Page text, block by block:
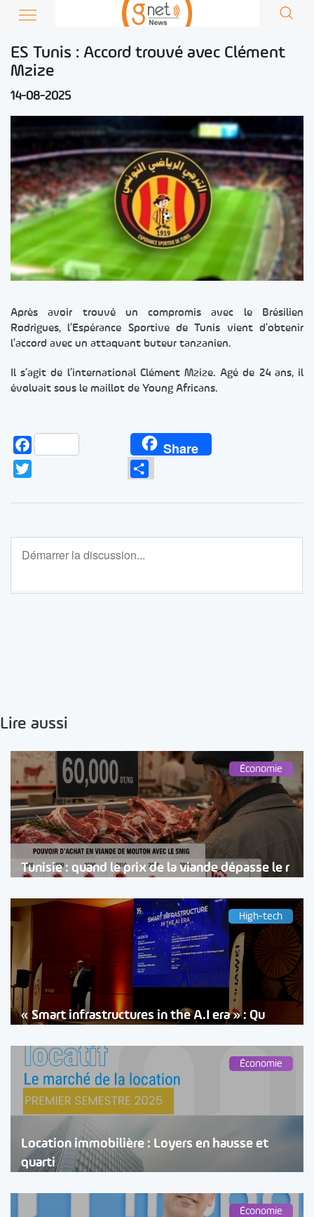
ES Tunis : Accord trouvé avec Clément
Mzize
14-08-2025
Après avoir trouvé un compromis avec le Brésilien
Rodrigues, l’Espérance Sportive de Tunis vient d’obtenir
l’accord avec un attaquant buteur tanzanien.
Il s’agit de l’international Clément Mzize. Agé de 24 ans, il
évoluait sous le maillot de Young Africans.
Facebook Share
Lire aussi
Économie
Tunisie : quand le prix de la viande dépasse le r
High-tech
« Smart infrastructures in the A.I era » : Qu
Économie
Location immobilière : Loyers en hausse et
quarti
Économie